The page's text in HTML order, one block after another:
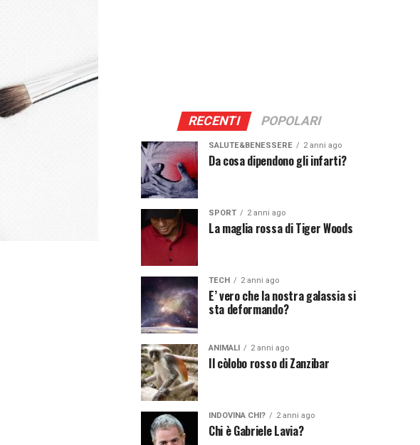
RECENTI POPOLARI
SALUTE&BENESSERE 2 anni ago
Da cosa dipendono gli infarti?
SPORT 2 anni ago
La maglia rossa di Tiger Woods
TECH 2 anni ago
E’ vero che la nostra galassia si
sta deformando?
ANIMALI 2 anni ago
Il còlobo rosso di Zanzibar
INDOVINA CHI? 2 anni ago
Chi è Gabriele Lavia?